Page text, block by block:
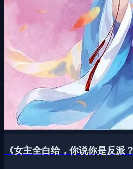
《女主全白给，你说你是反派